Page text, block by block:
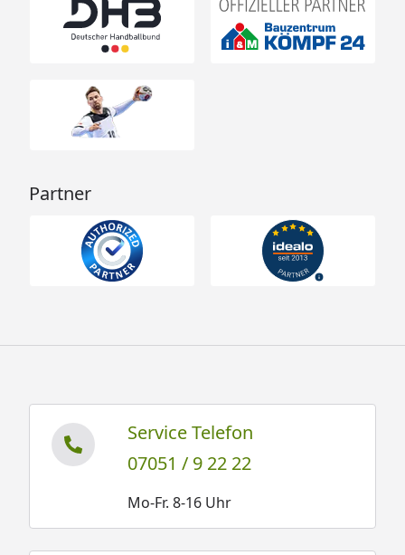
Partner
Service Telefon
07051 / 9 22 22
Mo-Fr. 8-16 Uhr